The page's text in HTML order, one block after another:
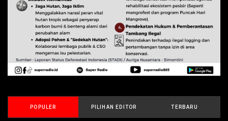
POPULER PILIHAN EDITOR TERBARU